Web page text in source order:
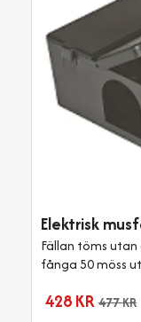
Elektrisk
Fällan töms
fånga 50 möss
428 KR 477 KR